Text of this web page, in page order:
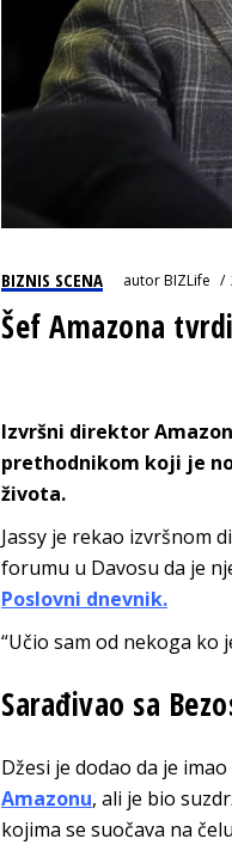
BIZNIS SCENA autorBIZLife
Šef Amazona
Izvršni direktor
prethodnikom koji je
života.
Jassy je rekao izvršnom
forumu u Davosu da je
Poslovni dnevnik.
“Učio sam od nekoga ko
Sarađivao sa
Džesi je dodao da je
Amazonu, ali je bio
kojima se suočava na